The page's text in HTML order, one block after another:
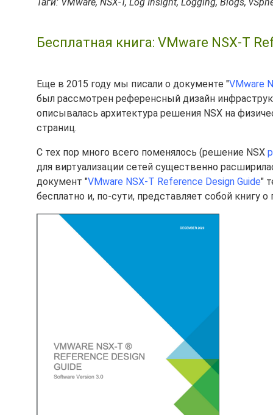
Бесплатная книга: VMware NSX-T
Еще в 2015 году мы писали о документе "VMware
был рассмотрен референсный дизайн
описывалась архитектура решения NSX на
страниц.
С тех пор много всего поменялось (решение NSX
для виртуализации сетей существенно
документ "VMware NSX-T Reference Design Guide"
бесплатно и, по-сути, представляет собой книгу о